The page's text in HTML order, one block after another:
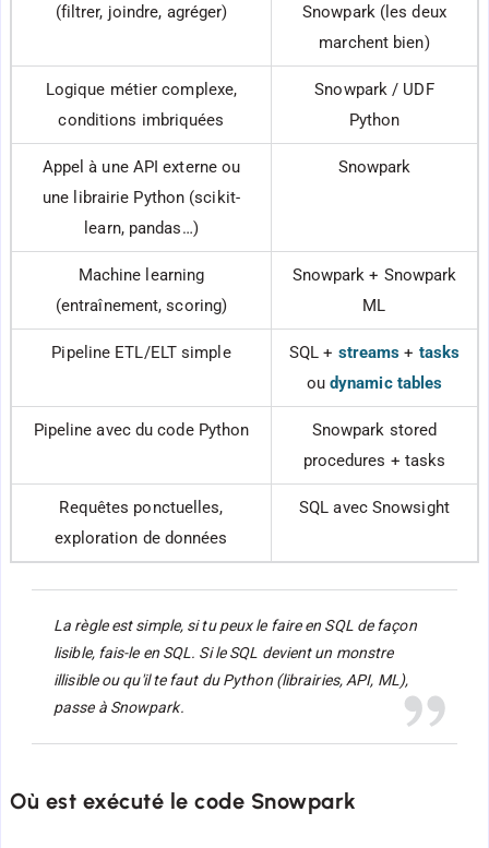
(filtrer, joindre, agréger)
Snowpark (les deux
marchent bien)
Logique métier complexe,
conditions imbriquées
Snowpark / UDF
Python
Appel à une API externe ou
une librairie Python (scikit-
learn, pandas…)
Snowpark
Machine learning
(entraînement, scoring)
Snowpark + Snowpark
ML
Pipeline ETL/ELT simple SQL + streams + tasks
ou dynamic tables
Pipeline avec du code Python
Snowpark stored
procedures + tasks
Requêtes ponctuelles,
exploration de données
SQL avec Snowsight
La règle est simple, si tu peux le faire en SQL de façon
lisible, fais-le en SQL. Si le SQL devient un monstre
illisible ou qu'il te faut du Python (librairies, API, ML),
passe à Snowpark.
Où est exécuté le code Snowpark